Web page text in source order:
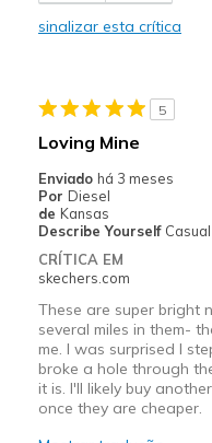
Going Out
Special Occasions
Travel
Width
Sizing
View On Shoes
sinalizar esta crítica
5
Loving Mine
Enviado há 3 meses
Por Diesel
de Kansas
Describe Yourself Casual
CRÍTICA EM
skechers.com
These are super bright
several miles in them-
me. I was surprised I
broke a hole through
it is. I'll likely buy
once they are cheaper.